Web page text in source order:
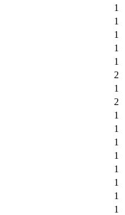
1
1
1
1
1
2
1
2
1
1
1
1
1
1
1
1